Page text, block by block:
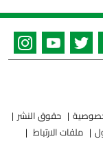
حقوق النشر
ملفات الارتباط